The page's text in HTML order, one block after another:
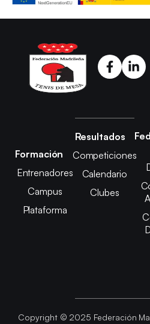
Formación
Entrenadores
Campus
Plataforma
Resultados
Competiciones
Calendario
Clubes
Copyright © 2025 Federación